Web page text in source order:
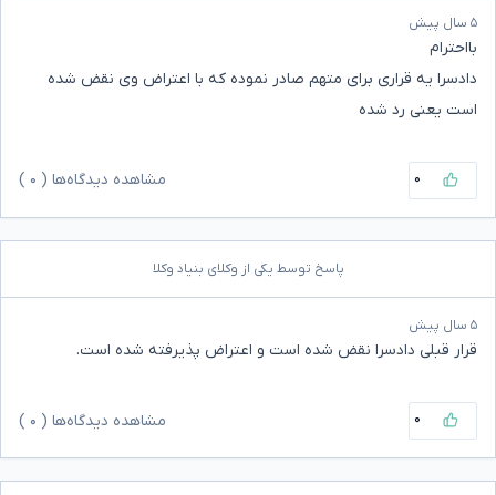
۵ سال پیش
بااحترام
دادسرا یه قراری برای متهم صادر نموده که با اعتراض وی نقض شده
است یعنی رد شده
۰ مشاهده دیدگاه‌ها ( ۰
پاسخ توسط یکی از وکلای بنیاد وکلا
۵ سال پیش
قرار قبلی دادسرا نقض شده است و اعتراض پذیرفته شده است.
۰ مشاهده دیدگاه‌ها ( ۰